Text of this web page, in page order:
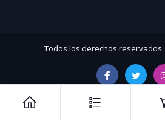
Todos los derechos reservados.